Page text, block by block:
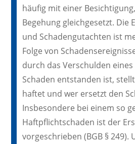
häufig mit einer
Begehung gleichgesetzt. Die
und Schadengutachten ist
Folge von
durch das Verschulden
Schaden entstanden ist,
haftet und wer ersetzt den
Insbesondere bei einem so
Haftpflichtschaden ist der
vorgeschrieben (BGB § 249).